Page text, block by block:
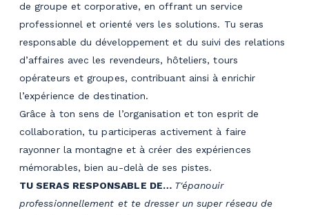
de groupe et corporative, en offrant un service
professionnel et orienté vers les solutions. Tu seras
responsable du développement et du suivi des relations
d’affaires avec les revendeurs, hôteliers, tours
opérateurs et groupes, contribuant ainsi à enrichir
l’expérience de destination.
Grâce à ton sens de l’organisation et ton esprit de
collaboration, tu participeras activement à faire
rayonner la montagne et à créer des expériences
mémorables, bien au-delà de ses pistes.
TU SERAS RESPONSABLE DE… T'épanouir
professionnellement et te dresser un super réseau de